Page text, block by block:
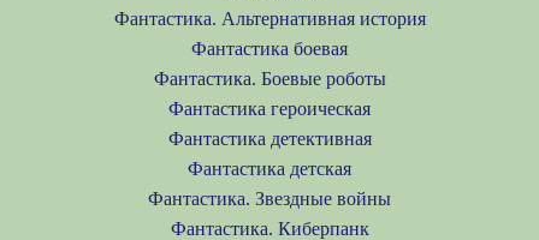
Фантастика. Альтернативная история
Фантастика боевая
Фантастика. Боевые роботы
Фантастика героическая
Фантастика детективная
Фантастика детская
Фантастика. Звездные войны
Фантастика. Киберпанк